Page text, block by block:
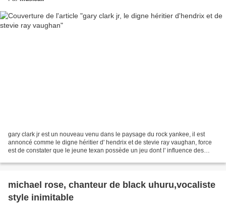
gary clark jr est un nouveau venu dans le paysage du rock yankee, il est
annoncé comme le digne héritier d' hendrix et de stevie ray vaughan, force
est de constater que le jeune texan possède un jeu dont l' influence des
michael rose, chanteur de black uhuru,vocaliste
style inimitable